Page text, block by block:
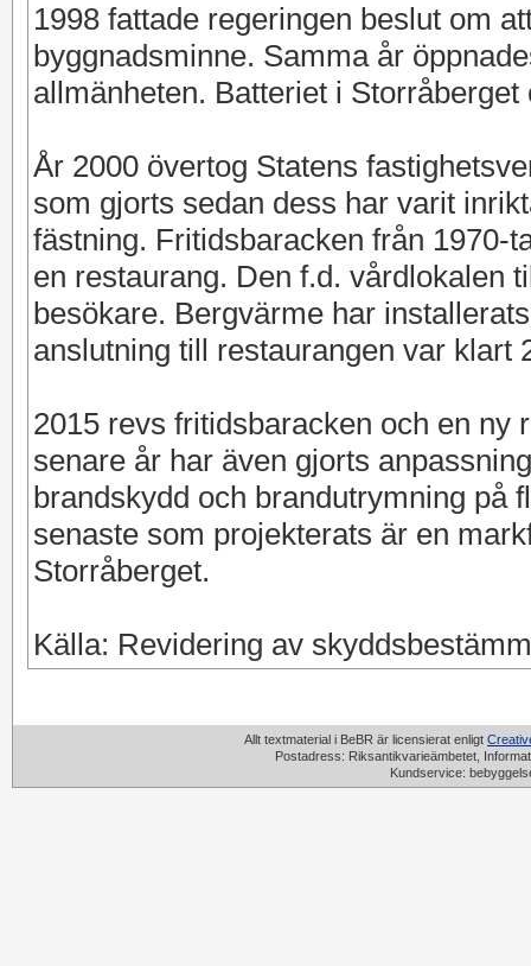
1998 fattade regeringen beslut om
byggnadsminne. Samma år
allmänheten. Batteriet i
År 2000 övertog Statens
som gjorts sedan dess har varit
fästning. Fritidsbaracken från 1970-
en restaurang. Den f.d. vårdlokalen
besökare. Bergvärme har
anslutning till restaurangen var klart
2015 revs fritidsbaracken och en ny
senare år har även gjorts
brandskydd och brandutrymning på
senaste som projekterats är en
Storråberget.
Källa: Revidering av
Allt textmaterial i BeBR är licensierat enligt
Postadress: Riksantikvarieämbetet,
Kundservice: